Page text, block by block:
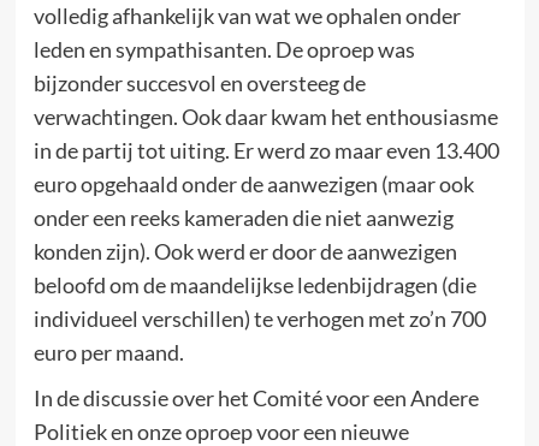
volledig afhankelijk van wat we ophalen onder
leden en sympathisanten. De oproep was
bijzonder succesvol en oversteeg de
verwachtingen. Ook daar kwam het enthousiasme
in de partij tot uiting. Er werd zo maar even 13.400
euro opgehaald onder de aanwezigen (maar ook
onder een reeks kameraden die niet aanwezig
konden zijn). Ook werd er door de aanwezigen
beloofd om de maandelijkse ledenbijdragen (die
individueel verschillen) te verhogen met zo’n 700
euro per maand.
In de discussie over het Comité voor een Andere
Politiek en onze oproep voor een nieuwe